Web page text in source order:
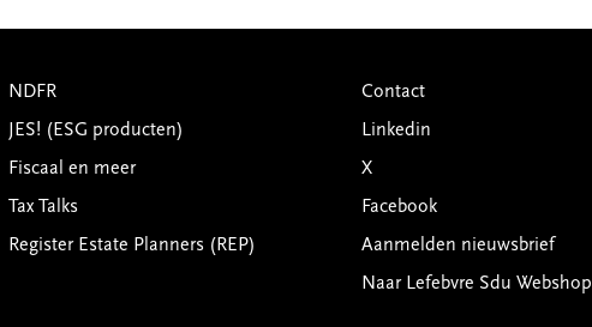
NDFR
JES! (ESG producten)
Fiscaal en meer
Tax Talks
Register Estate Planners (REP)
Contact
Linkedin
X
Facebook
Aanmelden nieuwsbrief
Naar Lefebvre Sdu Webshop